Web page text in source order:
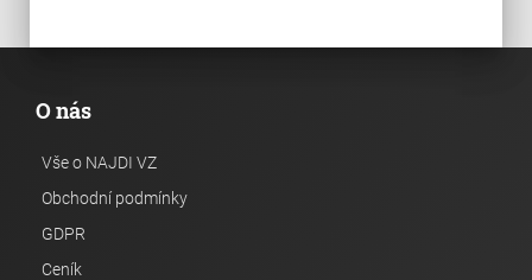
O nás
Vše o NAJDI VZ
Obchodní podmínky
GDPR
Ceník